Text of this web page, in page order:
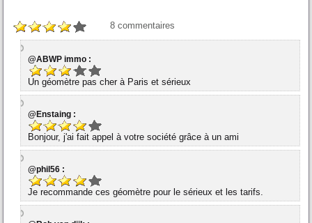
8 commentaires
@ABWP immo :
Un géomètre pas cher à Paris et sérieux
@Enstaing :
Bonjour, j'ai fait appel à votre société grâce à un ami
@phil56 :
Je recommande ces géomètre pour le sérieux et les tarifs.